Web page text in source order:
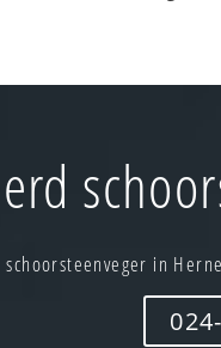
schoorsteenveger in